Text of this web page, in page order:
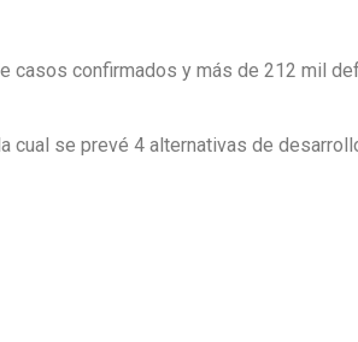
confirmados y más de 212 mil
se prevé 4 alternativas de